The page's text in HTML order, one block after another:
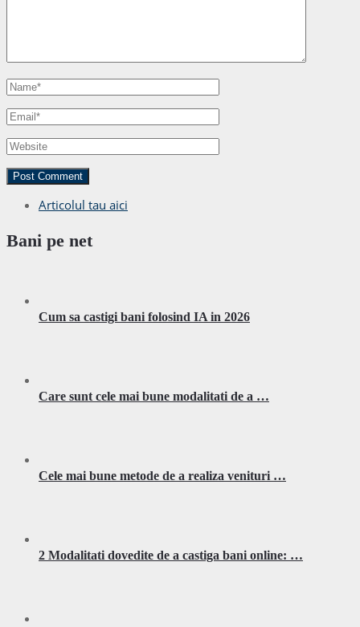
Articolul tau aici
Bani pe net
Cum sa castigi bani folosind IA in 2026
Care sunt cele mai bune modalitati de a …
Cele mai bune metode de a realiza venituri …
2 Modalitati dovedite de a castiga bani online: …